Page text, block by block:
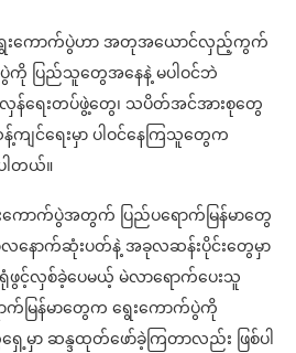
ေးကောက်ပွဲဟာ အတုအယောင်လှည့်ကွက်
ပွဲကို ပြည်သူတွေအနေနဲ့ မပါဝင်ဘဲ
လှန်ရေးတပ်ဖွဲ့တွေ၊ သပိတ်အင်အားစုတွေ
ျင်ရေးမှာ ပါဝင်နေကြသူတွေက
ါတယ်။
ောက်ပွဲအတွက် ပြည်ပရောက်မြန်မာတွေ
လနောက်ဆုံးပတ်နဲ့ အခုလဆန်းပိုင်းတွေမှာ
င့်လှစ်ခဲ့ပေမယ့် မဲလာရောက်ပေးသူ
ာက်မြန်မာတွေက ရွေးကောက်ပွဲကို
ေ့မှာ ဆန္ဒထုတ်ဖော်ခဲ့ကြတာလည်း ဖြစ်ပါ